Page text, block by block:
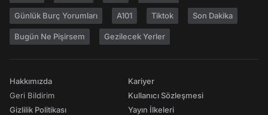
Günlük Burç Yorumları A101 Tiktok Son Dakika
Bugün Ne Pişirsem Gezilecek Yerler
Hakkımızda
Geri Bildirim
Gizlilik Politikası
Kariyer
Kullanıcı Sözleşmesi
Yayın İlkeleri